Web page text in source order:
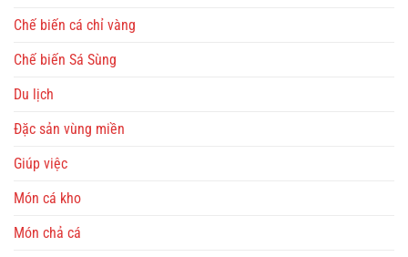
Chế biến cá chỉ vàng
Chế biến Sá Sùng
Du lịch
Đặc sản vùng miền
Giúp việc
Món cá kho
Món chả cá